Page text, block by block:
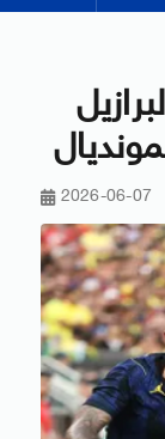
2026-06-07